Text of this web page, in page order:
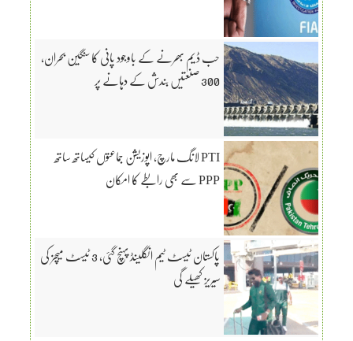
حب ڈیم بھرنے کے باوجود پانی کا سنگین بحران،
300 صنعتیں بندش کے دہانے پر
PTI لانگ مارچ، اپوزیشن جماعتوں کیساتھ ساتھ
PPP سے بھی رابطے کا امکان
پاکستان ٹیسٹ ٹیم انگلینڈ پہنچ گئی، 3 ٹیسٹ میچز کی
سیریز کھیلے گی